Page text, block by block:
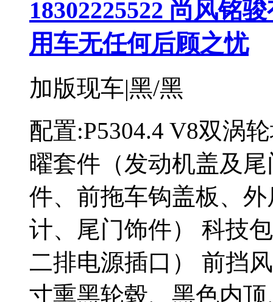
18302225522 尚风铭
用车无任何后顾之忧
加版现车|黑/黑
配置:P5304.4 V8双涡
曜套件（发动机盖及
件、前拖车钩盖板、
计、尾门饰件） 科技
二排电源插口） 前挡
寸熏黑轮毂、黑色内